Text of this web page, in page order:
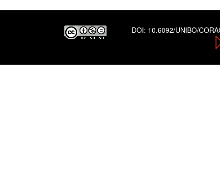
DOI: 10.6092/UNIBO/